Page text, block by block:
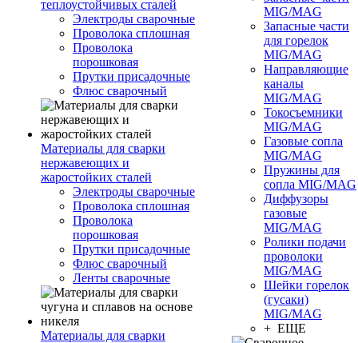
теплоустойчивых сталей
Электроды сварочные
Проволока сплошная
Проволока
порошковая
Прутки присадочные
Флюс сварочный
Материалы для сварки
нержавеющих и
жаростойких сталей
Электроды сварочные
Проволока сплошная
Проволока
порошковая
Прутки присадочные
Флюс сварочный
Ленты сварочные
Материалы для сварки
MIG/MAG
Запасные части
для горелок
MIG/MAG
Направляющие
каналы
MIG/MAG
Токосъемники
MIG/MAG
Газовые сопла
MIG/MAG
Пружины для
сопла MIG/MAG
Диффузоры
газовые
MIG/MAG
Ролики подачи
проволоки
MIG/MAG
Шейки горелок
(гусаки)
MIG/MAG
+ ЕЩЕ